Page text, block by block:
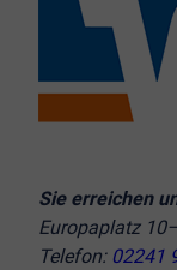
Sie erreichen
Europaplatz
Telefon: 02241